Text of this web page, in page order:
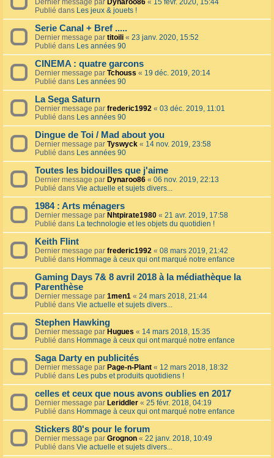
Dernier message par Dynaroo86 « 15 févr. 2020, 15:44
Publié dans Les jeux & jouets !
Serie Canal + Bref .....
Dernier message par titoili « 23 janv. 2020, 15:52
Publié dans Les années 90
CINEMA : quatre garcons
Dernier message par Tchouss « 19 déc. 2019, 20:14
Publié dans Les années 90
La Sega Saturn
Dernier message par frederic1992 « 03 déc. 2019, 11:01
Publié dans Les années 90
Dingue de Toi / Mad about you
Dernier message par Tyswyck « 14 nov. 2019, 23:58
Publié dans Les années 90
Toutes les bidouilles que j'aime
Dernier message par Dynaroo86 « 06 nov. 2019, 22:13
Publié dans Vie actuelle et sujets divers...
1984 : Arts ménagers
Dernier message par Nhtpirate1980 « 21 avr. 2019, 17:58
Publié dans La technologie et les objets du quotidien !
Keith Flint
Dernier message par frederic1992 « 08 mars 2019, 21:42
Publié dans Hommage à ceux qui ont marqué notre enfance
Gaming Days 7& 8 avril 2018 à la médiathèque la
Parenthèse
Dernier message par 1men1 « 24 mars 2018, 21:44
Publié dans Vie actuelle et sujets divers...
Stephen Hawking
Dernier message par Hugues « 14 mars 2018, 15:35
Publié dans Hommage à ceux qui ont marqué notre enfance
Saga Darty en publicités
Dernier message par Page-n-Plant « 12 mars 2018, 18:32
Publié dans Les pubs et produits quotidiens !
celles et ceux que nous avons oublies en 2017
Dernier message par Leriddler « 25 févr. 2018, 04:19
Publié dans Hommage à ceux qui ont marqué notre enfance
Stickers 80's pour le forum
Dernier message par Grognon « 22 janv. 2018, 10:49
Publié dans Vie actuelle et sujets divers...